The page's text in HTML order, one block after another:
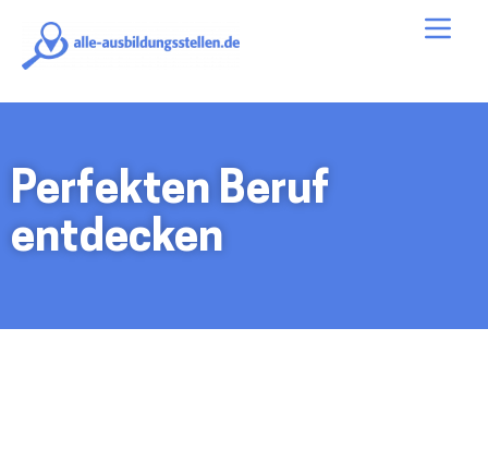
Perfekten Beruf
entdecken